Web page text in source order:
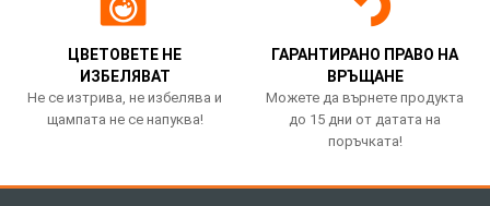
ЦВЕТОВЕТЕ НЕ
ИЗБЕЛЯВАТ
Не се изтрива, не избелява и
щампата не се напуква!
ГАРАНТИРАНО ПРАВО НА
ВРЪЩАНЕ
Можете да върнете продукта
до 15 дни от датата на
поръчката!